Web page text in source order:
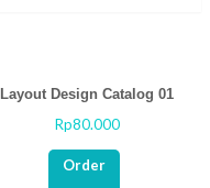
Layout Design Catalog 01
Rp80.000
Order